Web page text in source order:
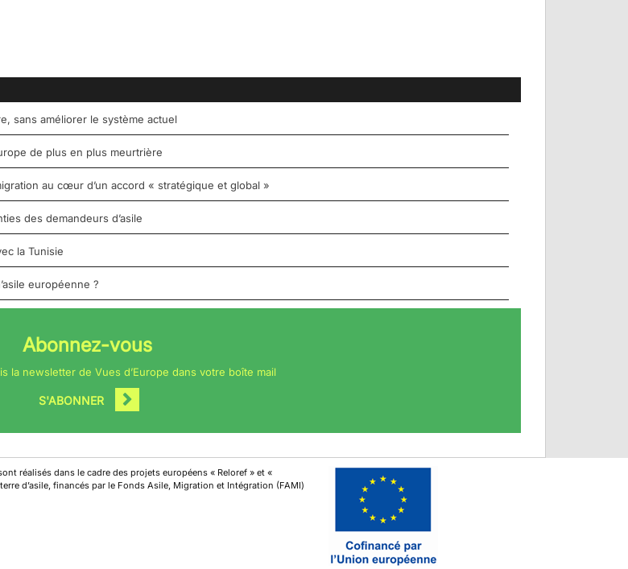
sans améliorer le système actuel
de plus en plus meurtrière
au cœur d’un accord « stratégique et global »
des demandeurs d’asile
la Tunisie
européenne ?
Abonnez-vous
la newsletter de Vues d’Europe dans votre boîte mail
S'ABONNER
réalisés dans le cadre des projets européens « Reloref » et «
d’asile, financés par le Fonds Asile, Migration et Intégration (FAMI)